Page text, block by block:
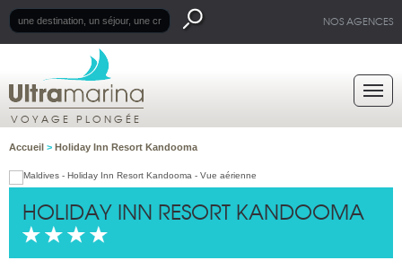
NOS AGENCES
VOYAGE PLONGÉE
Accueil > Holiday Inn Resort Kandooma
HOLIDAY INN RESORT KANDOOMA